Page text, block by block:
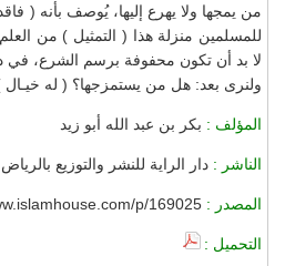
من يمجها ولا يهرع إليها، يُوصف بأنه (
للمسلمين منزلة هذا ( التمثيل ) من
لا بد أن تكون محفوفة برسم الشرع، في
ولنرى بعد: هل من يستمزجها؟ ( له خيـال
المؤلف : بكر بن عبد الله أبو زيد
الناشر : دار الراية للنشر والتوزيع بالرياض
المصدر : p/169025
التحميل :